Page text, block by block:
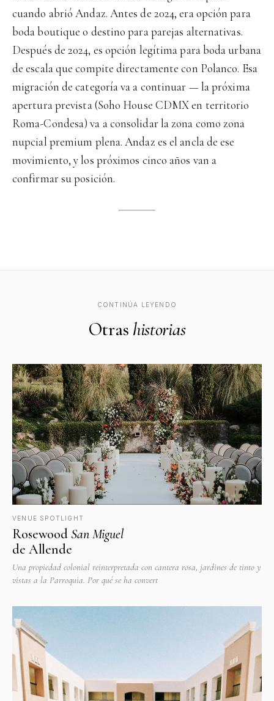
cuando abrió Andaz. Antes de 2024, era opción para
boda boutique o destino para parejas alternativas.
Después de 2024, es opción legítima para boda urbana
de escala que compite directamente con Polanco. Esa
migración de categoría va a continuar — la próxima
apertura prevista (Soho House CDMX en territorio
Roma-Condesa) va a consolidar la zona como zona
nupcial premium plena. Andaz es el ancla de ese
movimiento, y los próximos cinco años van a
confirmar su posición.
CONTINÚA LEYENDO
Otras historias
VENUE SPOTLIGHT
Rosewood San Miguel
de Allende
Una propiedad colonial reinterpretada con cantera rosa, jardines de tinto y
vistas a la Parroquia. Por qué se ha convert